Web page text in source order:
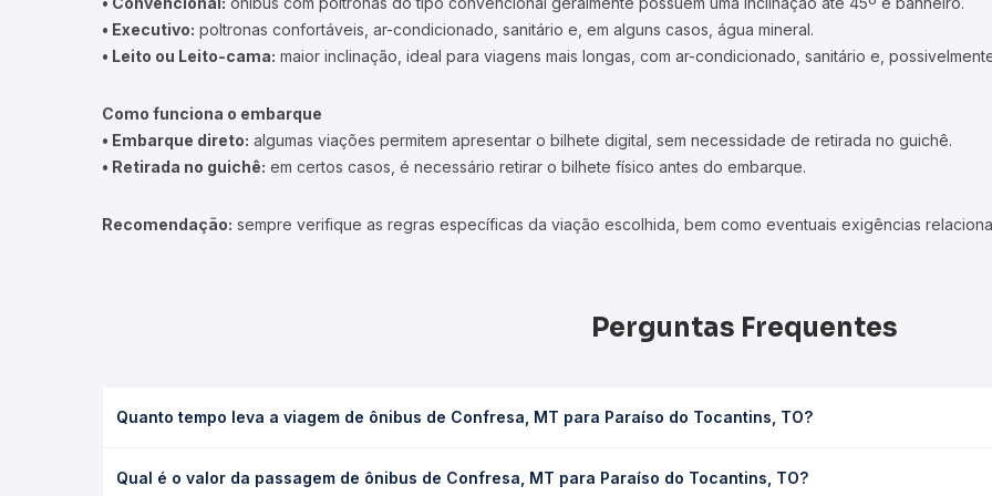
• Executivo: poltronas confortáveis, ar-condicionado, sanitário e, em alguns casos, água mineral.
• Leito ou Leito-cama: maior inclinação, ideal para viagens mais longas, com ar-condicionado, sanitário e,
Como funciona o embarque
• Embarque direto: algumas viações permitem apresentar o bilhete digital, sem necessidade de retirada no guichê.
• Retirada no guichê: em certos casos, é necessário retirar o bilhete físico antes do embarque.
Recomendação: sempre verifique as regras específicas da viação escolhida, bem como eventuais exigências
Perguntas Frequentes
Quanto tempo leva a viagem de ônibus de Confresa, MT para Paraíso do Tocantins, TO?
executivo ou leito) e as condições de tráfego. Na Quero Passagem você consulta os horários disponíveis e vê a
Qual é o valor da passagem de ônibus de Confresa, MT para Paraíso do Tocantins, TO?